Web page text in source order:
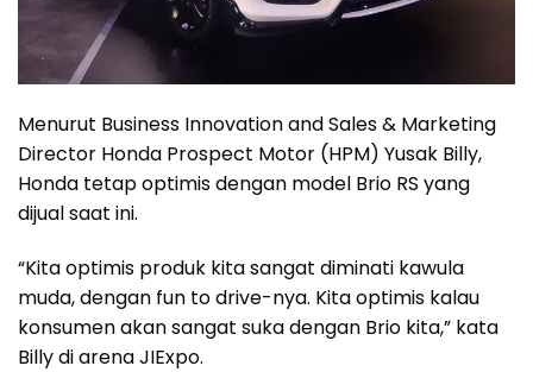
Menurut Business Innovation and Sales & Marketing
Director Honda Prospect Motor (HPM) Yusak Billy,
Honda tetap optimis dengan model Brio RS yang
dijual saat ini.
“Kita optimis produk kita sangat diminati kawula
muda, dengan fun to drive-nya. Kita optimis kalau
konsumen akan sangat suka dengan Brio kita,” kata
Billy di arena JIExpo.